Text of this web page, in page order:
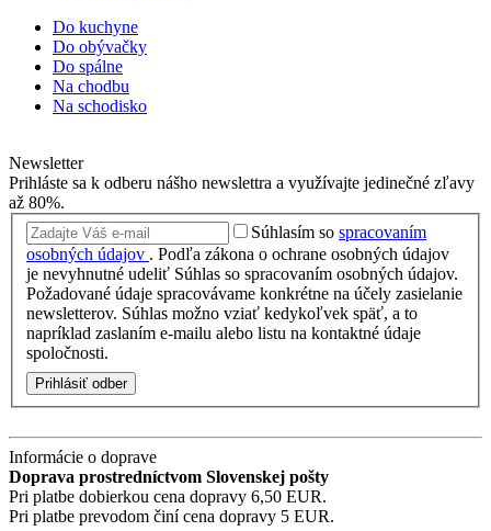
Do kuchyne
Do obývačky
Do spálne
Na chodbu
Na schodisko
Newsletter
Prihláste sa k odberu nášho newslettra a využívajte jedinečné zľavy
až 80%.
Súhlasím so spracovaním
osobných údajov . Podľa zákona o ochrane osobných údajov
je nevyhnutné udeliť Súhlas so spracovaním osobných údajov.
Požadované údaje spracovávame konkrétne na účely zasielanie
newsletterov. Súhlas možno vziať kedykoľvek späť, a to
napríklad zaslaním e-mailu alebo listu na kontaktné údaje
spoločnosti.
Prihlásiť odber
Informácie o doprave
Doprava prostredníctvom Slovenskej pošty
Pri platbe dobierkou cena dopravy 6,50 EUR.
Pri platbe prevodom činí cena dopravy 5 EUR.